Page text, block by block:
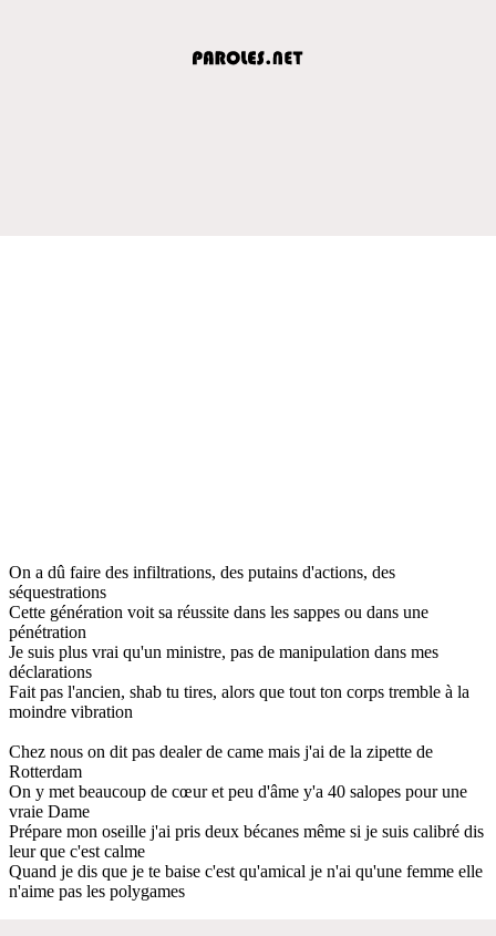
On a dû faire des infiltrations, des putains d'actions, des
séquestrations
Cette génération voit sa réussite dans les sappes ou dans une
pénétration
Je suis plus vrai qu'un ministre, pas de manipulation dans mes
déclarations
Fait pas l'ancien, shab tu tires, alors que tout ton corps tremble à la
moindre vibration
Chez nous on dit pas dealer de came mais j'ai de la zipette de
Rotterdam
On y met beaucoup de cœur et peu d'âme y'a 40 salopes pour une
vraie Dame
Prépare mon oseille j'ai pris deux bécanes même si je suis calibré dis
leur que c'est calme
Quand je dis que je te baise c'est qu'amical je n'ai qu'une femme elle
n'aime pas les polygames